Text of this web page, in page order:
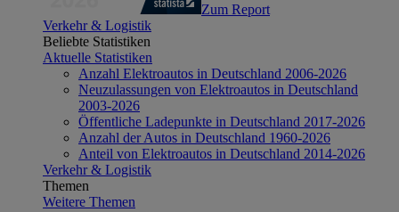
Zum Report
Verkehr & Logistik
Beliebte Statistiken
Aktuelle Statistiken
Anzahl Elektroautos in Deutschland 2006-2026
Neuzulassungen von Elektroautos in Deutschland
2003-2026
Öffentliche Ladepunkte in Deutschland 2017-2026
Anzahl der Autos in Deutschland 1960-2026
Anteil von Elektroautos in Deutschland 2014-2026
Verkehr & Logistik
Themen
Weitere Themen